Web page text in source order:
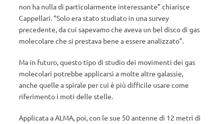
non ha nulla di particolarmente interessante” chiarisce
Cappellari. “Solo era stato studiato in una survey
precedente, da cui sapevamo che aveva un bel disco di gas
molecolare che si prestava bene a essere analizzato”.
Ma in futuro, questo tipo di studio dei movimenti dei gas
molecolari potrebbe applicarsi a molte altre galassie,
anche quelle a spirale per cui è più difficile usare come
riferimento i moti delle stelle.
Applicata a ALMA, poi, con le sue 50 antenne di 12 metri di